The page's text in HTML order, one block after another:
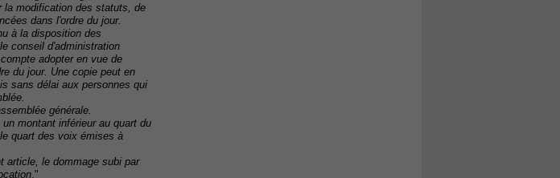
la modification des statuts, de
dans l'ordre du jour.
à la disposition des
conseil d'administration
adopter en vue de
du jour. Une copie peut en
sans délai aux personnes qui
générale.
montant inférieur au quart du
quart des voix émises à
article, le dommage subi par
."